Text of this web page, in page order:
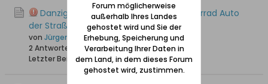
Danzig im Video - zu Fuß mit dem Fahrrad Auto
der Straßenbahn usw
von Jürgen_W
2 Antworten
1.397 Hits0 Likes
Letzter Beitrag18.03.2025, 12:46
Forum möglicherweise
außerhalb Ihres Landes
gehostet wird und Sie der
Erhebung, Speicherung und
Verarbeitung Ihrer Daten in
dem Land, in dem dieses Forum
gehostet wird, zustimmen.